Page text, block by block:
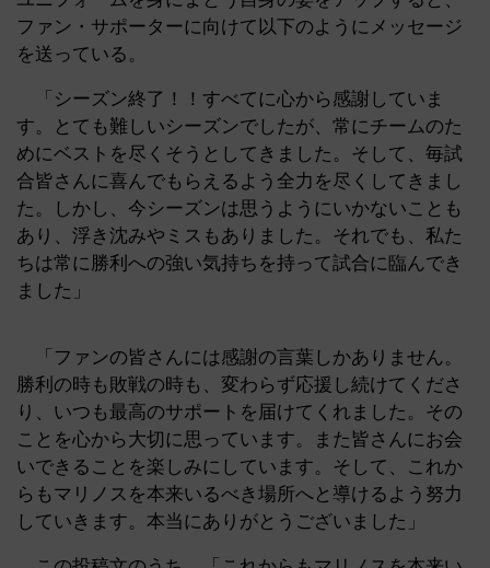
ファン・サポーターに向けて以下のようにメッセージ
を送っている。
「シーズン終了！！すべてに心から感謝していま
す。とても難しいシーズンでしたが、常にチームのた
めにベストを尽くそうとしてきました。そして、毎試
合皆さんに喜んでもらえるよう全力を尽くしてきまし
た。しかし、今シーズンは思うようにいかないことも
あり、浮き沈みやミスもありました。それでも、私た
ちは常に勝利への強い気持ちを持って試合に臨んでき
ました」
「ファンの皆さんには感謝の言葉しかありません。
勝利の時も敗戦の時も、変わらず応援し続けてくださ
り、いつも最高のサポートを届けてくれました。その
ことを心から大切に思っています。また皆さんにお会
いできることを楽しみにしています。そして、これか
らもマリノスを本来いるべき場所へと導けるよう努力
していきます。本当にありがとうございました」